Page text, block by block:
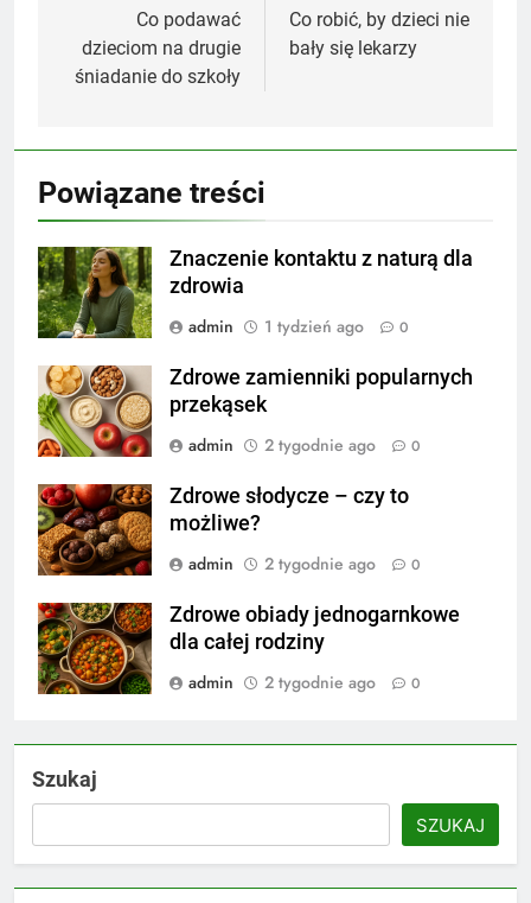
Co podawać
dzieciom na drugie
śniadanie do szkoły
Co robić, by dzieci nie
bały się lekarzy
Powiązane treści
Znaczenie kontaktu z naturą dla
zdrowia
admin
1 tydzień ago 0
Zdrowe zamienniki popularnych
przekąsek
admin
2 tygodnie ago 0
Zdrowe słodycze – czy to
możliwe?
admin
2 tygodnie ago 0
Zdrowe obiady jednogarnkowe
dla całej rodziny
admin
2 tygodnie ago 0
Szukaj
SZUKAJ